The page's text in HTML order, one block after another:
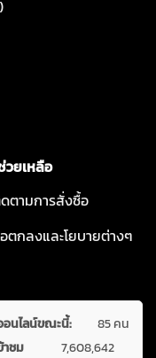
ยเหลือ
ตามการสั่งซื้อ
ตกลงและโยบายต่างๆ
อนไลน์ขณะนี้:
85 คน
าชม
7,608,642